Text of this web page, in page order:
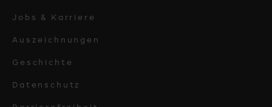
Jobs & Karriere
Auszeichnungen
Geschichte
Datenschutz